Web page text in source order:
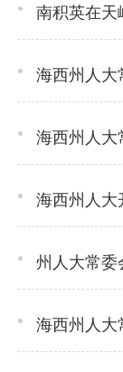
海西州人大